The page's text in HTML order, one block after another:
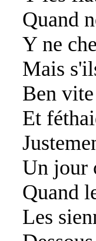
Quand
Y ne
Mais
Ben
Et
Un jour
Quand
Les